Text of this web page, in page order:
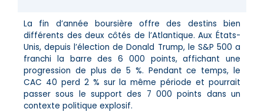
La fin d’année boursière offre des destins bien
différents des deux côtés de l’Atlantique. Aux États-
Unis, depuis l’élection de Donald Trump, le S&P 500 a
franchi la barre des 6 000 points, affichant une
progression de plus de 5 %. Pendant ce temps, le
CAC 40 perd 2 % sur la même période et pourrait
passer sous le support des 7 000 points dans un
contexte politique explosif.